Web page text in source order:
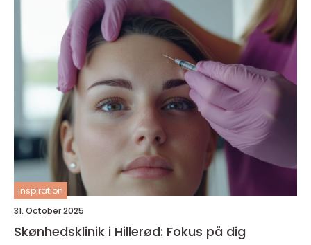
inspiration
31. October 2025
Skønhedsklinik i Hillerød: Fokus på dig